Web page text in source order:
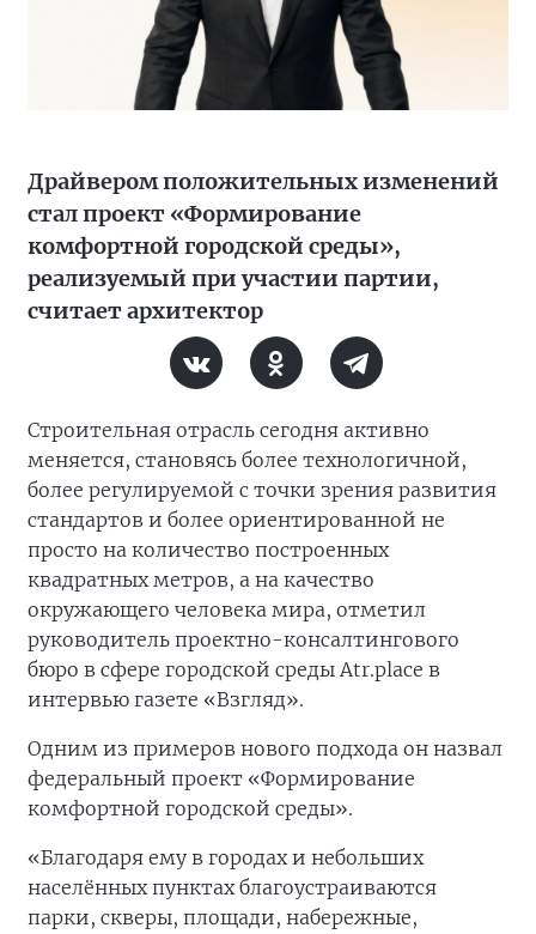
Драйвером положительных изменений
стал проект «Формирование
комфортной городской среды»,
реализуемый при участии партии,
считает архитектор
Строительная отрасль сегодня активно
меняется, становясь более технологичной,
более регулируемой с точки зрения развития
стандартов и более ориентированной не
просто на количество построенных
квадратных метров, а на качество
окружающего человека мира, отметил
руководитель проектно-консалтингового
бюро в сфере городской среды Atr.place в
интервью газете «Взгляд».
Одним из примеров нового подхода он назвал
федеральный проект «Формирование
комфортной городской среды».
«Благодаря ему в городах и небольших
населённых пунктах благоустраиваются
парки, скверы, площади, набережные,